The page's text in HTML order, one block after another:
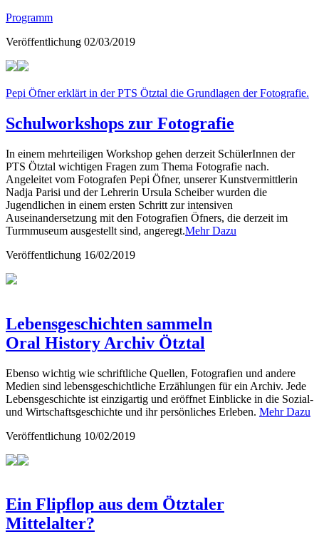
Programm
Veröffentlichung 02/03/2019
Pepi Öfner erklärt in der PTS Ötztal die Grundlagen der Fotografie.
Schulworkshops zur Fotografie
In einem mehrteiligen Workshop gehen derzeit SchülerInnen der
PTS Ötztal wichtigen Fragen zum Thema Fotografie nach.
Angeleitet vom Fotografen Pepi Öfner, unserer Kunstvermittlerin
Nadja Parisi und der Lehrerin Ursula Scheiber wurden die
Jugendlichen in einem ersten Schritt zur intensiven
Auseinandersetzung mit den Fotografien Öfners, die derzeit im
Turmmuseum ausgestellt sind, angeregt.Mehr Dazu
Veröffentlichung 16/02/2019
Lebensgeschichten sammeln
Oral History Archiv Ötztal
Ebenso wichtig wie schriftliche Quellen, Fotografien und andere
Medien sind lebensgeschichtliche Erzählungen für ein Archiv. Jede
Lebensgeschichte ist einzigartig und eröffnet Einblicke in die Sozial-
und Wirtschaftsgeschichte und ihr persönliches Erleben. Mehr Dazu
Veröffentlichung 10/02/2019
Ein Flipflop aus dem Ötztaler
Mittelalter?